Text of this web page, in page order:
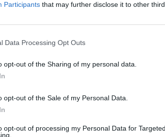
Participants that may further disclose it to other
Data Processing Opt Outs
opt-out of the Sharing of my personal data.
opt-out of the Sale of my Personal Data.
opt-out of processing my Personal Data for Targeted
26901
26903